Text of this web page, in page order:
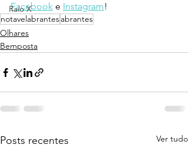
Raio X
Facebook e Instagram!
notavelabrantesabrantes
Olhares
Bemposta
Posts recentes Ver tudo